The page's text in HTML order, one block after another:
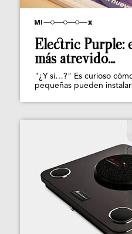
Electric Purple:
más atrevido...
"¿Y si…?" Es curioso
pequeñas pueden